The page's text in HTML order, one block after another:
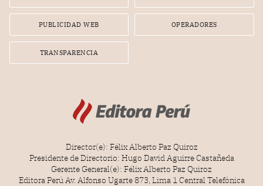
PUBLICIDAD WEB OPERADORES
TRANSPARENCIA
Director(e): Félix Alberto Paz Quiroz
Presidente de Directorio: Hugo David Aguirre Castañeda
Gerente General(e): Félix Alberto Paz Quiroz
Editora Perú Av. Alfonso Ugarte 873, Lima 1 Central Telefónica